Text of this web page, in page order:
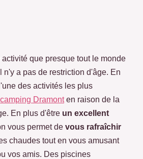
activité que presque tout le monde
n'y a pas de restriction d'âge. En
des activités les plus
camping Dramonten raison de la
En plus d'être un excellent
vous permet de vous rafraîchir
chaudes tout en vous amusant
vos amis. Des piscines